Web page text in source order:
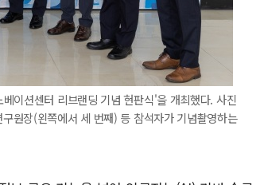
이션센터 리브랜딩 기념 현판식'을 개최했다. 사진
원장(왼쪽에서 세 번째) 등 참석자가 기념촬영하는